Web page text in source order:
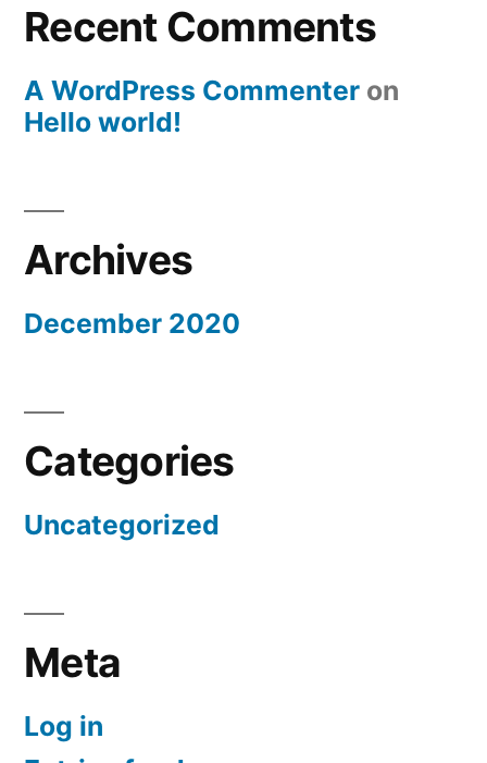
Recent Comments
A WordPress Commenter on
Hello world!
Archives
December 2020
Categories
Uncategorized
Meta
Log in